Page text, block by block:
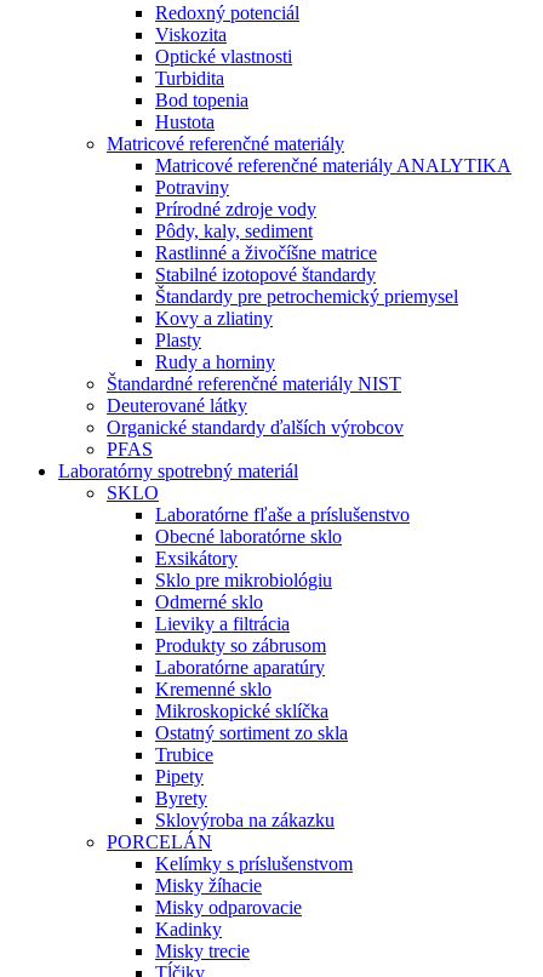
Redoxný potenciál
Viskozita
Optické vlastnosti
Turbidita
Bod topenia
Hustota
Matricové referenčné materiály
Matricové referenčné materiály ANALYTIKA
Potraviny
Prírodné zdroje vody
Pôdy, kaly, sediment
Rastlinné a živočíšne matrice
Stabilné izotopové štandardy
Štandardy pre petrochemický priemysel
Kovy a zliatiny
Plasty
Rudy a horniny
Štandardné referenčné materiály NIST
Deuterované látky
Organické standardy ďalších výrobcov
PFAS
Laboratórny spotrebný materiál
SKLO
Laboratórne fľaše a príslušenstvo
Obecné laboratórne sklo
Exsikátory
Sklo pre mikrobiológiu
Odmerné sklo
Lieviky a filtrácia
Produkty so zábrusom
Laboratórne aparatúry
Kremenné sklo
Mikroskopické sklíčka
Ostatný sortiment zo skla
Trubice
Pipety
Byrety
Sklovýroba na zákazku
PORCELÁN
Kelímky s príslušenstvom
Misky žíhacie
Misky odparovacie
Kadinky
Misky trecie
Tĺčiky